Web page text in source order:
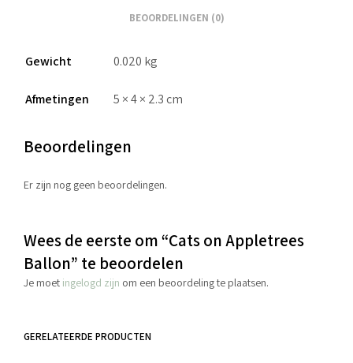
BEOORDELINGEN (0)
Gewicht 0.020 kg
Afmetingen 5 × 4 × 2.3 cm
Beoordelingen
Er zijn nog geen beoordelingen.
Wees de eerste om “Cats on Appletrees
Ballon” te beoordelen
Je moet ingelogd zijn om een beoordeling te plaatsen.
GERELATEERDE PRODUCTEN